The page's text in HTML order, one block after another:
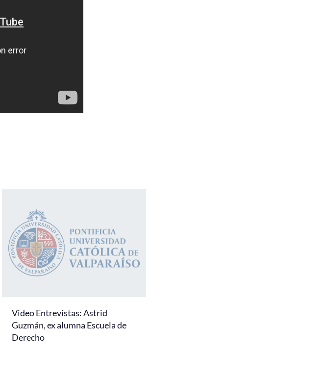
Video Entrevistas: Astrid
Guzmán, ex alumna Escuela de
Derecho